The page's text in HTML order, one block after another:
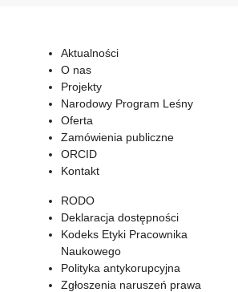
Aktualności
O nas
Projekty
Narodowy Program Leśny
Oferta
Zamówienia publiczne
ORCID
Kontakt
RODO
Deklaracja dostępności
Kodeks Etyki Pracownika
Naukowego
Polityka antykorupcyjna
Zgłoszenia naruszeń prawa